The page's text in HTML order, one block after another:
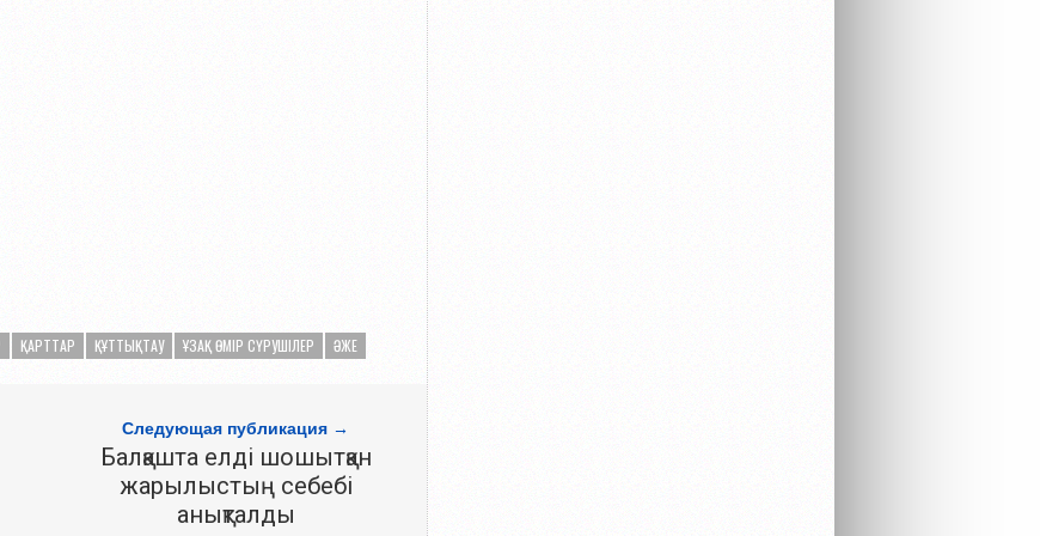
ҚАРТТАР ҚҰТТЫҚТАУ ҰЗАҚ ӨМІР СҮРУШІЛЕР ӘЖЕ
Следующая публикация →
Балқашта елді шошытқан
жарылыстың себебі
анықталды